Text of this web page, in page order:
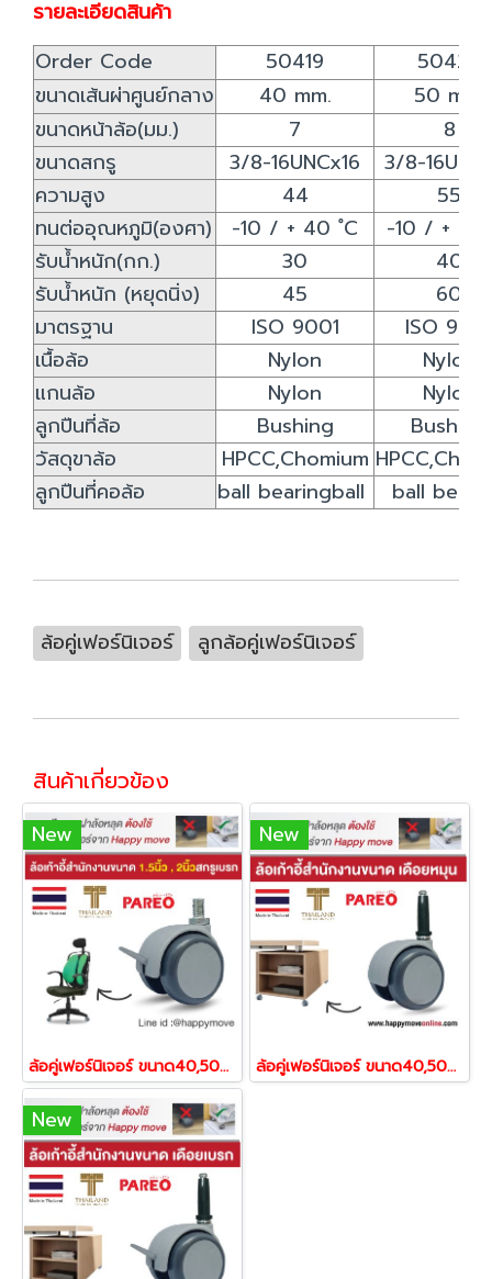
รายละเอียดสินค้า
Order Code
50419
50426
ขนาดเส้นผ่าศูนย์กลาง
40 mm.
50 mm.
ขนาดหน้าล้อ(มม.)
7
8
ขนาดสกรู
3/8-16UNCx16
3/8-
ความสูง
44
55
ทนต่ออุณหภูมิ(องศา)
-10 / + 40 ํC
-10 / +
รับน้ำหนัก(กก.)
30
40
รับน้ำหนัก (หยุดนิ่ง)
45
60
มาตรฐาน
ISO 9001
ISO 9001
เนื้อล้อ
Nylon
Nylon
แกนล้อ
Nylon
Nylon
ลูกปืนที่ล้อ
Bushing
Bushing
วัสดุขาล้อ
HPCC,Chomium
ลูกปืนที่คอล้อ
ball bearingball ball
ล้อคู่เฟอร์นิเจอร์ ลูกล้อคู่เฟอร์นิเจอร์
สินค้าเกี่ยวข้อง
New
ล้อคู่เฟอร์นิเจอร์ ขนาด40,50มม.ล้อไนล่อน ล้อสกรูเบรก ฝาล้อไม่หลุด ล้อไม่ทำพื้นเป็นรอย รุ่น Two-tone ยี่ห้อ PAREO 50457,50464
New
ล้อคู่เฟอร์นิเจอร์ ขนาด40,50มม.ล้อเดือยหมุน ฝาแยกออกจากกัน ล้อไม่ทำพื้นเป็นรอย รุ่น Two-tone ยี่ห้อ PAREO 31401,31418
New